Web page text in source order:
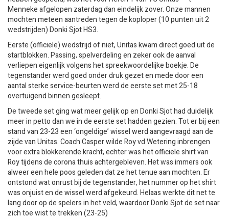
Menneke afgelopen zaterdag dan eindelijk zover. Onze mannen
mochten meteen aantreden tegen de koploper (10 punten uit 2
wedstrijden) Donki Sjot HS3.
Eerste (officiele) wedstrijd of niet, Unitas kwam direct goed uit de
startblokken. Passing, spelverdeling en zeker ook de aanval
verliepen eigenlijk volgens het spreekwoordelijke boekje. De
tegenstander werd goed onder druk gezet en mede door een
aantal sterke service-beurten werd de eerste set met 25-18
overtuigend binnen gesleept.
De tweede set ging wat meer gelijk op en Donki Sjot had duidelijk
meer in petto dan we in de eerste set hadden gezien. Tot er bij een
stand van 23-23 een ‘ongeldige’ wissel werd aangevraagd aan de
zijde van Unitas. Coach Casper wilde Roy vd Wetering inbrengen
voor extra blokkerende kracht, echter was het officiele shirt van
Roy tijdens de corona thuis achtergebleven. Het was immers ook
alweer een hele poos geleden dat ze het tenue aan mochten. Er
ontstond wat onrust bij de tegenstander, het nummer op het shirt
was onjuist en de wissel werd afgekeurd. Helaas werkte dit net te
lang door op de spelers in het veld, waardoor Donki Sjot de set naar
zich toe wist te trekken (23-25)